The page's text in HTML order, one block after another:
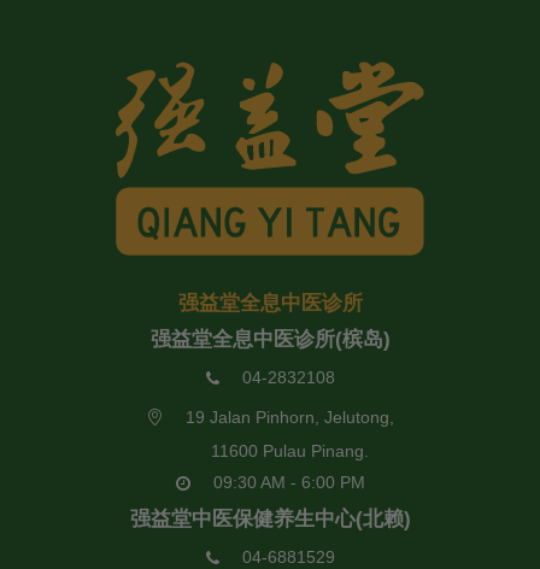
强益堂全息中医诊所
强益堂全息中医诊所(槟岛)
04-2832108
19 Jalan Pinhorn, Jelutong,
11600 Pulau Pinang.
09:30 AM - 6:00 PM
强益堂中医保健养生中心(北赖)
04-6881529